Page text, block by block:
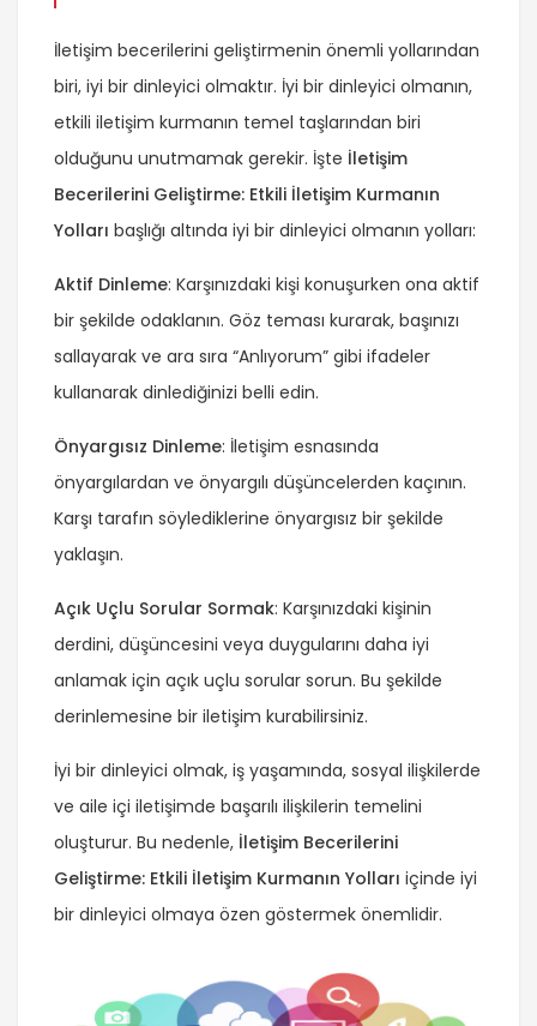
İletişim becerilerini geliştirmenin önemli yollarından
biri, iyi bir dinleyici olmaktır. İyi bir dinleyici olmanın,
etkili iletişim kurmanın temel taşlarından biri
olduğunu unutmamak gerekir. İşte İletişim
Becerilerini Geliştirme: Etkili İletişim Kurmanın
Yolları başlığı altında iyi bir dinleyici olmanın yolları:
Aktif Dinleme: Karşınızdaki kişi konuşurken ona aktif
bir şekilde odaklanın. Göz teması kurarak, başınızı
sallayarak ve ara sıra “Anlıyorum” gibi ifadeler
kullanarak dinlediğinizi belli edin.
Önyargısız Dinleme: İletişim esnasında
önyargılardan ve önyargılı düşüncelerden kaçının.
Karşı tarafın söylediklerine önyargısız bir şekilde
yaklaşın.
Açık Uçlu Sorular Sormak: Karşınızdaki kişinin
derdini, düşüncesini veya duygularını daha iyi
anlamak için açık uçlu sorular sorun. Bu şekilde
derinlemesine bir iletişim kurabilirsiniz.
İyi bir dinleyici olmak, iş yaşamında, sosyal ilişkilerde
ve aile içi iletişimde başarılı ilişkilerin temelini
oluşturur. Bu nedenle, İletişim Becerilerini
Geliştirme: Etkili İletişim Kurmanın Yolları içinde iyi
bir dinleyici olmaya özen göstermek önemlidir.